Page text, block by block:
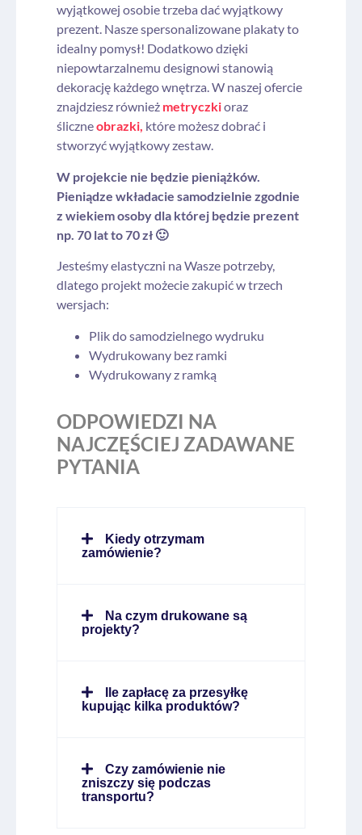
wyjątkowej osobie trzeba dać wyjątkowy
prezent. Nasze spersonalizowane plakaty to
idealny pomysł! Dodatkowo dzięki
niepowtarzalnemu designowi stanowią
dekorację każdego wnętrza. W naszej ofercie
znajdziesz również metryczkioraz
śliczneobrazki, które możesz dobrać i
stworzyć wyjątkowy zestaw.
W projekcie nie będzie pieniążków.
Pieniądze wkładacie samodzielnie zgodnie
z wiekiem osoby dla której będzie prezent
np. 70 lat to 70 zł 🙂
Jesteśmy elastyczni na Wasze potrzeby,
dlatego projekt możecie zakupić w trzech
wersjach:
Plik do samodzielnego wydruku
Wydrukowany bez ramki
Wydrukowany z ramką
ODPOWIEDZI NA
NAJCZĘŚCIEJ ZADAWANE
PYTANIA
Kiedy otrzymam
zamówienie?
Na czym drukowane są
projekty?
Ile zapłacę za przesyłkę
kupując kilka produktów?
Czy zamówienie nie
zniszczy się podczas
transportu?